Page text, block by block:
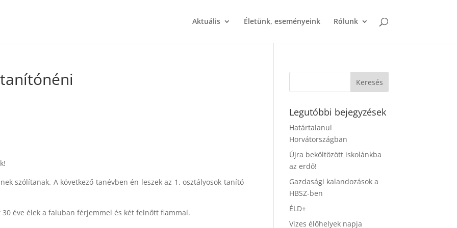
Aktuális Életünk, eseményeink Rólunk
szólítanak. A következő tanévben én leszek az 1. osztályosok tanító
éve élek a faluban férjemmel és két felnőtt fiammal.
Legutóbbi bejegyzések
Határtalanul
Horvátországban
Újra beköltözött iskolánkba
az erdő!
Gazdasági kalandozások a
HBSZ-ben
ÉLD+
Vizes élőhelyek napja